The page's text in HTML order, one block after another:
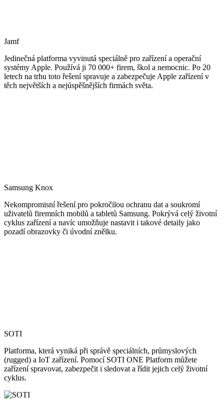
Jamf
Jedinečná platforma vyvinutá speciálně pro zařízení a operační
systémy Apple. Používá ji 70 000+ firem, škol a nemocnic. Po 20
letech na trhu toto řešení spravuje a zabezpečuje Apple zařízení v
těch největších a nejúspěšnějších firmách světa.
Samsung Knox
Nekompromisní řešení pro pokročilou ochranu dat a soukromí
uživatelů firemních mobilů a tabletů Samsung. Pokrývá celý životní
cyklus zařízení a navíc umožňuje nastavit i takové detaily jako
pozadí obrazovky či úvodní znělku.
SOTI
Platforma, která vyniká při správě speciálních, průmyslových
(rugged) a IoT zařízení. Pomocí SOTI ONE Platform můžete
zařízení spravovat, zabezpečit i sledovat a řídit jejich celý životní
cyklus.